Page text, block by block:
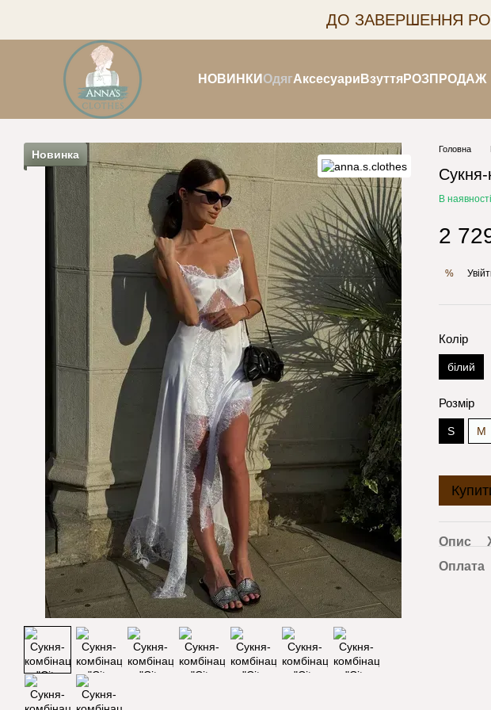
ДО ЗАВЕРШЕННЯ
НОВИНКИ ОдягАксесуари ВзуттяРОЗПРОДАЖ
Новинка Головна
Сукня-
В наявності
2
%
Колір
білий
Розмір
S M
Опис
Оплата